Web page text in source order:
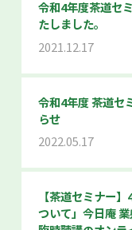
令和4年度茶道セ
たしました。
2021.12.17
令和4年度 茶道セ
らせ
2022.05.17
【茶道セミナー
ついて」今日庵 業